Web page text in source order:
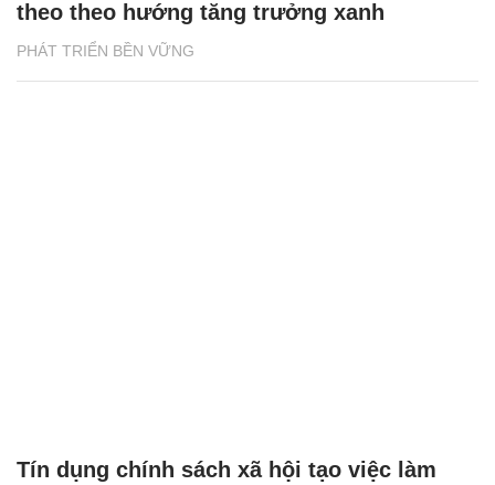
PHÁT TRIỂN BỀN VỮNG
theo theo hướng tăng trưởng xanh
Tín dụng chính sách xã hội tạo việc làm